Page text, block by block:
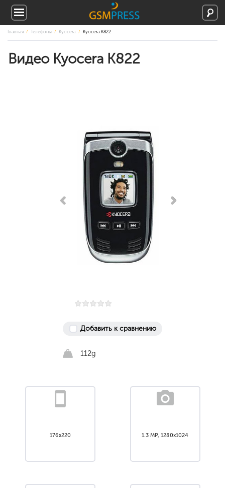
Главная Телефоны Kyocera Kyocera K822
Видео Kyocera K822
Добавить к сравнению
112g
176x220 1.3 MP, 1280x1024